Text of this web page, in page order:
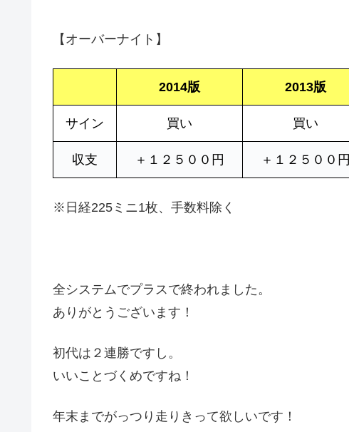
【オーバーナイト】
2014版 2013版
サイン 買い 買い
収支 ＋１２５００円 ＋１２５００円
※日経225ミニ1枚、手数料除く
全システムでプラスで終われました。
ありがとうございます！
初代は２連勝ですし。
いいことづくめですね！
年末までがっつり走りきって欲しいです！